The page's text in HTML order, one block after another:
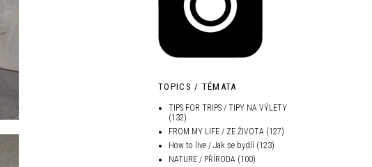
TOPICS / TÉMATA
TIPS FOR TRIPS / TIPY NA VÝLETY
(132)
FROM MY LIFE / ZE ŽIVOTA (127)
How to live / Jak se bydlí (123)
NATURE / PŘÍRODA (100)